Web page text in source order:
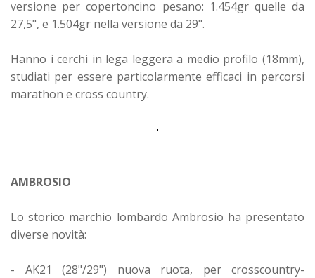
versione per copertoncino pesano: 1.454gr quelle da
27,5", e 1.504gr nella versione da 29".
Hanno i cerchi in lega leggera a medio profilo (18mm),
studiati per essere particolarmente efficaci in percorsi
marathon e cross country.
AMBROSIO
Lo storico marchio lombardo Ambrosio ha presentato
diverse novità:
- AK21 (28"/29") nuova ruota, per crosscountry-